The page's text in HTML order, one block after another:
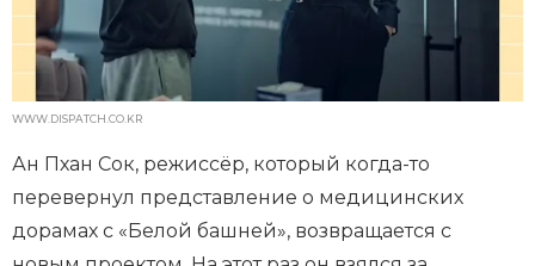
WWW.DISPATCH.CO.KR
Ан Пхан Сок, режиссёр, который когда-то
перевернул представление о медицинских
дорамах с «Белой башней», возвращается с